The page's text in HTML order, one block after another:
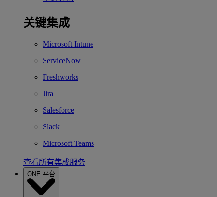
关键集成
Microsoft Intune
ServiceNow
Freshworks
Jira
Salesforce
Slack
Microsoft Teams
查看所有集成服务
ONE 平台